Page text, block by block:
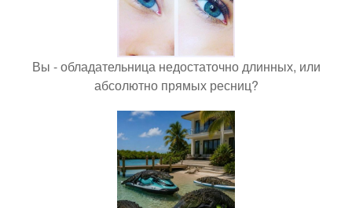
Вы - обладательница недостаточно длинных, или
абсолютно прямых ресниц?